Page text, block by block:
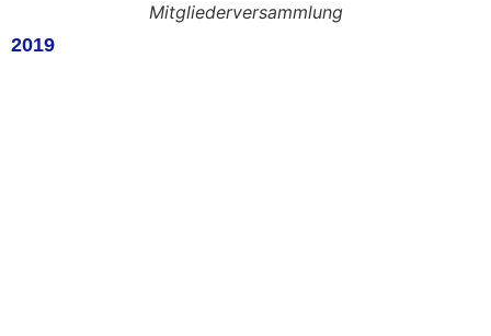
Mitgliederversammlung
2019